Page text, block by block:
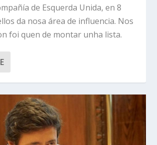
de Esquerda Unida, en 8
da nosa área de influencia. Nos
foi quen de montar unha lista.